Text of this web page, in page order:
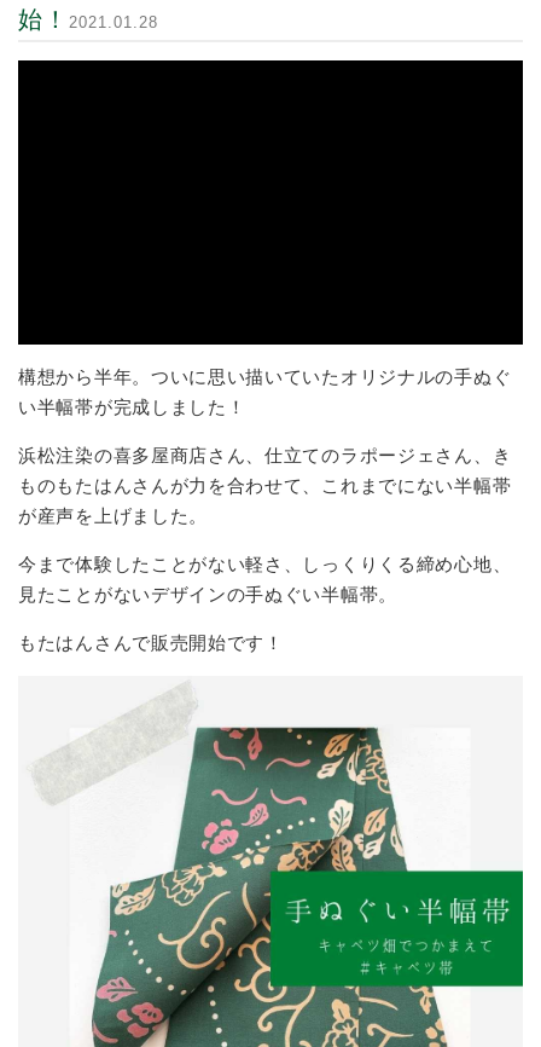
始！
2021.01.28
構想から半年。ついに思い描いていたオリジナルの手ぬぐ
い半幅帯が完成しました！
浜松注染の喜多屋商店さん、仕立てのラポージェさん、き
ものもたはんさんが力を合わせて、これまでにない半幅帯
が産声を上げました。
今まで体験したことがない軽さ、しっくりくる締め心地、
見たことがないデザインの手ぬぐい半幅帯。
もたはんさんで販売開始です！